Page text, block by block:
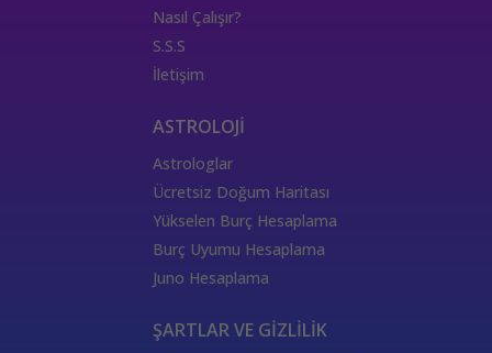
Nasıl Çalışır?
S.S.S
İletişim
ASTROLOJİ
Astrologlar
Ücretsiz Doğum Haritası
Yükselen Burç Hesaplama
Burç Uyumu Hesaplama
Juno Hesaplama
ŞARTLAR VE GİZLİLİK